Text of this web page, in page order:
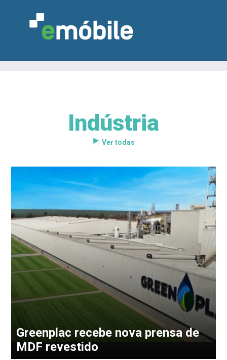
MARCENARIA
DESIGN & DECORAÇÃO
NOTÍCIAS
Indústria
Ver todas
Greenplac recebe nova prensa de
MDF revestido